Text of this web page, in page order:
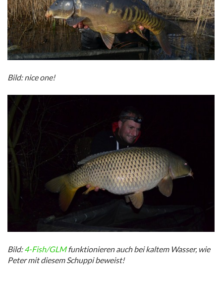
Bild: nice one!
Bild:4-Fish/GLMfunktionieren auch bei kaltem Wasser, wie
Peter mit diesem Schuppi beweist!